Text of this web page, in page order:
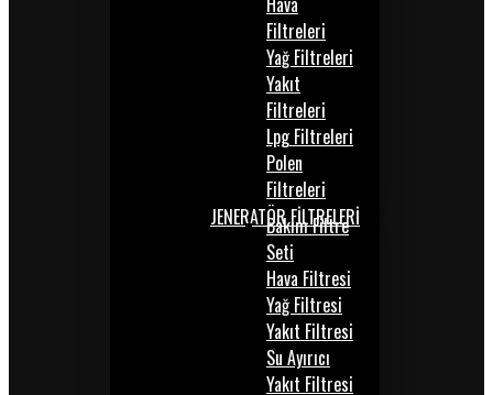
Filtreleri
Yağ Filtreleri
Yakıt
Filtreleri
Lpg Filtreleri
Polen
Filtreleri
JENERATÖR FİLTRELERİ
Bakım Filtre
Seti
Hava Filtresi
Yağ Filtresi
Yakıt Filtresi
Su Ayırıcı
Yakıt Filtresi